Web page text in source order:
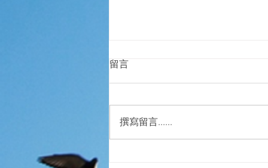
甚麼是「基模治療」?
留言
撰寫留言......